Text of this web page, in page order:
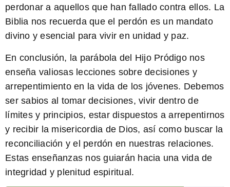
perdonar a aquellos que han fallado contra ellos. La
Biblia nos recuerda que el perdón es un mandato
divino y esencial para vivir en unidad y paz.
En conclusión, la parábola del Hijo Pródigo nos
enseña valiosas lecciones sobre decisiones y
arrepentimiento en la vida de los jóvenes. Debemos
ser sabios al tomar decisiones, vivir dentro de
límites y principios, estar dispuestos a arrepentirnos
y recibir la misericordia de Dios, así como buscar la
reconciliación y el perdón en nuestras relaciones.
Estas enseñanzas nos guiarán hacia una vida de
integridad y plenitud espiritual.